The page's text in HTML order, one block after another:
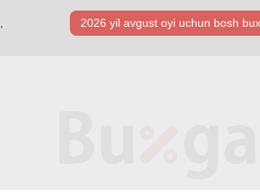
2026 yil avgust oyi uchun bosh